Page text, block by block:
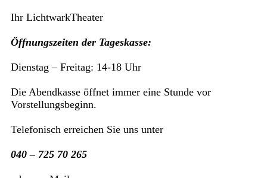
Ihr LichtwarkTheater
Öffnungszeiten der Tageskasse:
Dienstag – Freitag: 14-18 Uhr
Die Abendkasse öffnet immer eine Stunde vor
Vorstellungsbeginn.
Telefonisch erreichen Sie uns unter
040 – 725 70 265